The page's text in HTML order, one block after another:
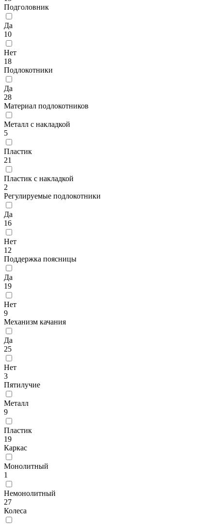
Подголовник
Да
10
Нет
18
Подлокотники
Да
28
Материал подлокотников
Металл с накладкой
5
Пластик
21
Пластик с накладкой
2
Регулируемые подлокотники
Да
16
Нет
12
Поддержка поясницы
Да
19
Нет
9
Механизм качания
Да
25
Нет
3
Пятилучие
Металл
9
Пластик
19
Каркас
Монолитный
1
Немонолитный
27
Колеса